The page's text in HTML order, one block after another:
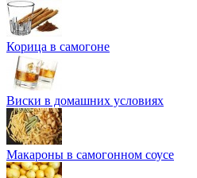
Корица в самогоне
Виски в домашних условиях
Макароны в самогонном соусе